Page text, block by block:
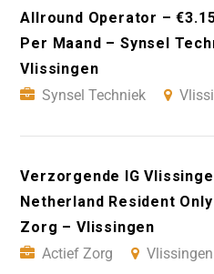
Allround Operator –
Per Maand – Synsel
Vlissingen
Synsel Techniek
Verzorgende IG
Netherland Resident
Zorg – Vlissingen
Actief Zorg
Vlissingen